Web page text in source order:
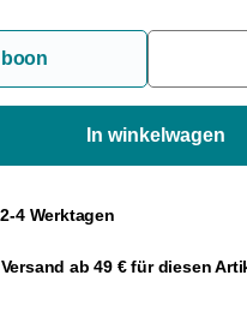
boon
In winkelwagen
4 Werktagen
ab 49 € für diesen